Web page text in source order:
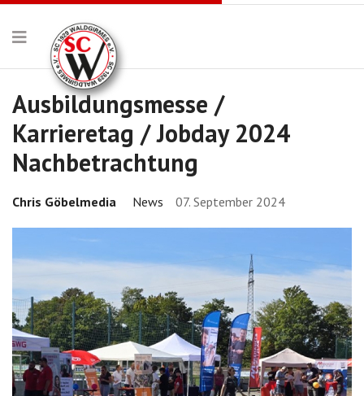
Ausbildungsmesse /
Karrieretag / Jobday 2024
Nachbetrachtung
Chris Göbelmedia News 07. September 2024